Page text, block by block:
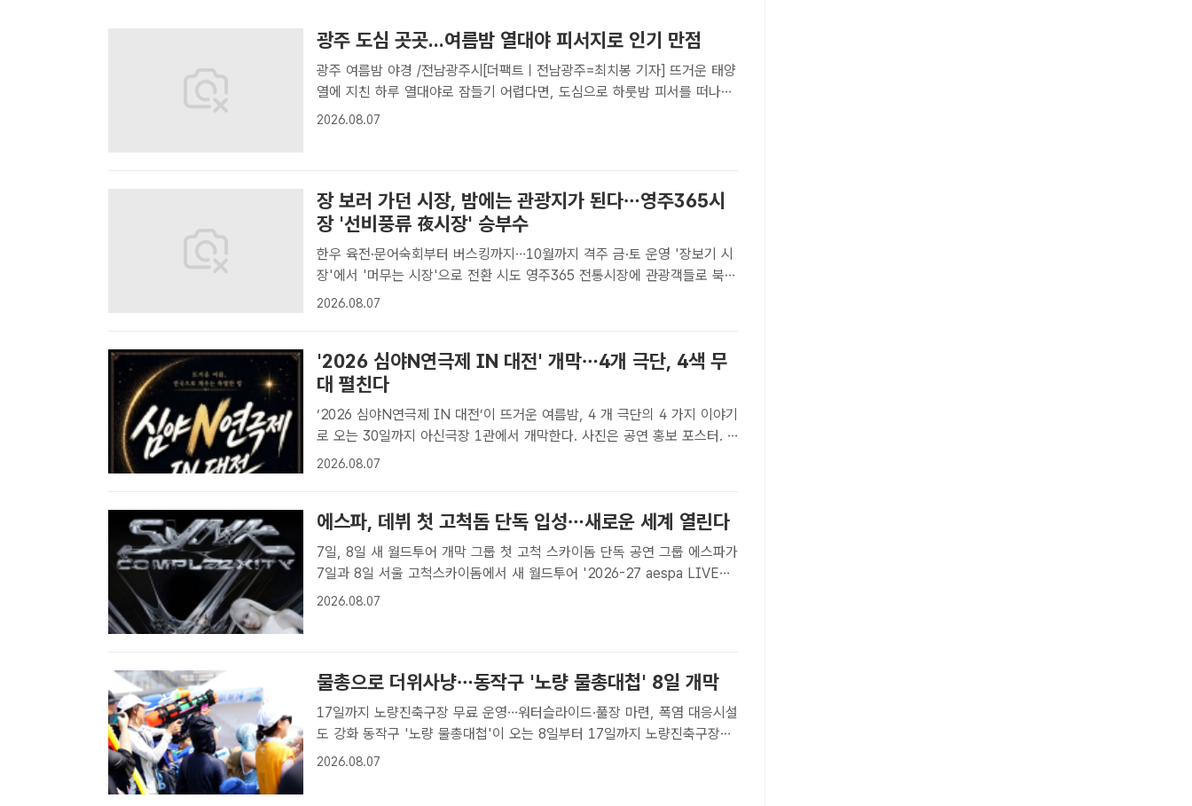
광주 도심 곳곳...여름밤 열대야 피서지로 인기 만점
광주 여름밤 야경 /전남광주시[더팩트ㅣ전남광주=최치봉 기자] 뜨거운 태양
열에 지친 하루 열대야로 잠들기 어렵다면, 도심으로 하룻밤 피서를 떠나볼
까. 7일 전남광주시에 따르면 도심 곳곳에 여름밤을 즐길 수 있는 다양한 장
2026.08.07
장 보러 가던 시장, 밤에는 관광지가 된다…영주365시
장 '선비풍류 夜시장' 승부수
한우 육전·문어숙회부터 버스킹까지…10월까지 격주 금·토 운영 '장보기 시
장'에서 '머무는 시장'으로 전환 시도 영주365 전통시장에 관광객들로 북적
이고 있다. /영주시[더팩트ㅣ영주=김성권 기자] 전통시장이 밤을 밝힌다.경
2026.08.07
'2026 심야N연극제 IN 대전' 개막…4개 극단, 4색 무
대 펼친다
‘2026 심야N연극제 IN 대전’이 뜨거운 여름밤, 4 개 극단의 4 가지 이야기
로 오는 30일까지 아신극장 1관에서 개막한다. 사진은 공연 홍보 포스터. /
아신극장[더팩트ㅣ대전=선치영 기자] ‘2026 심야N연극제 IN 대전’이 뜨거
2026.08.07
에스파, 데뷔 첫 고척돔 단독 입성…새로운 세계 열린다
7일, 8일 새 월드투어 개막 그룹 첫 고척 스카이돔 단독 공연 그룹 에스파가
7일과 8일 서울 고척스카이돔에서 새 월드투어 '2026-27 aespa LIVE
TOUR - SYNK : COMPLaeXITY'의 첫 공연을 개최한다./SM엔터테인
2026.08.07
물총으로 더위사냥…동작구 '노량 물총대첩' 8일 개막
17일까지 노량진축구장 무료 운영…워터슬라이드·풀장 마련, 폭염 대응시설
도 강화 동작구 '노량 물총대첩'이 오는 8일부터 17일까지 노량진축구장에
서 열린다. 사진은 지난해 열린 '어린이 노량 물총대첩’ 운영 모습. /동작구
2026.08.07